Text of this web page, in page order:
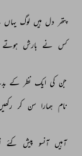
پتھر دل ہیں لوگ یہاں
کس نے بارش ہوتے
جن کی ایک نظر کے
نام ہمارا سن کر
آہیں آنسو پیش کئے